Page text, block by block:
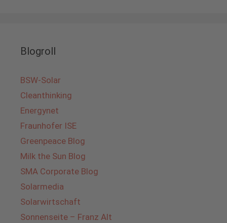
Blogroll
BSW-Solar
Cleanthinking
Energynet
Fraunhofer ISE
Greenpeace Blog
Milk the Sun Blog
SMA Corporate Blog
Solarmedia
Solarwirtschaft
Sonnenseite – Franz Alt